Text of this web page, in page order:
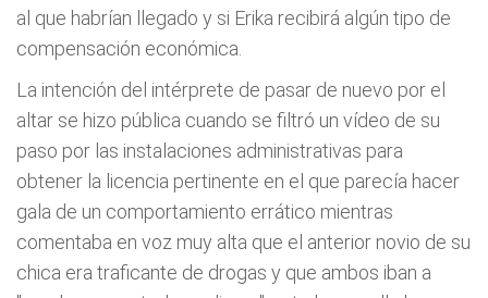
al que habrían llegado y si Erika recibirá algún tipo de
compensación económica.
La intención del intérprete de pasar de nuevo por el
altar se hizo pública cuando se filtró un vídeo de su
paso por las instalaciones administrativas para
obtener la licencia pertinente en el que parecía hacer
gala de un comportamiento errático mientras
comentaba en voz muy alta que el anterior novio de su
chica era traficante de drogas y que ambos iban a